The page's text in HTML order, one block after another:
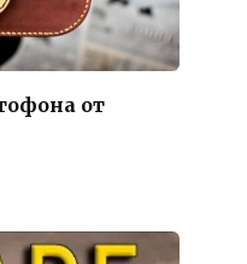
от